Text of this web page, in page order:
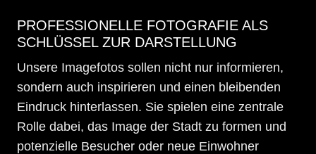
PROFESSIONELLE FOTOGRAFIE ALS
SCHLÜSSEL ZUR DARSTELLUNG
Unsere Imagefotos sollen nicht nur informieren,
sondern auch inspirieren und einen bleibenden
Eindruck hinterlassen. Sie spielen eine zentrale
Rolle dabei, das Image der Stadt zu formen und
potenzielle Besucher oder neue Einwohner